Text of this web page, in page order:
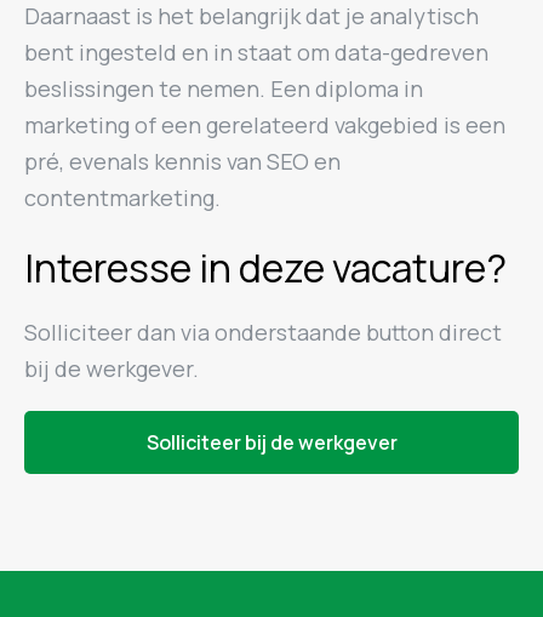
Daarnaast is het belangrijk dat je analytisch
bent ingesteld en in staat om data-gedreven
beslissingen te nemen. Een diploma in
marketing of een gerelateerd vakgebied is een
pré, evenals kennis van SEO en
contentmarketing.
Interesse in deze vacature?
Solliciteer dan via onderstaande button direct
bij de werkgever.
Solliciteer bij de werkgever